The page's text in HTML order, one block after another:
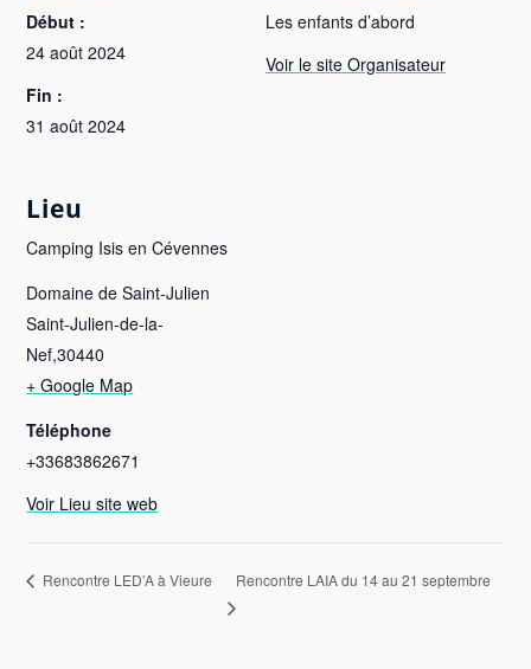
Début :
24 août 2024
Fin :
31 août 2024
Les enfants d’abord
Voir le site Organisateur
Lieu
Camping Isis en Cévennes
Domaine de Saint-Julien
Saint-Julien-de-la-
Nef,30440
+ Google Map
Téléphone
+33683862671
Voir Lieu site web
Rencontre LED’A à Vieure Rencontre LAIA du 14 au 21 septembre